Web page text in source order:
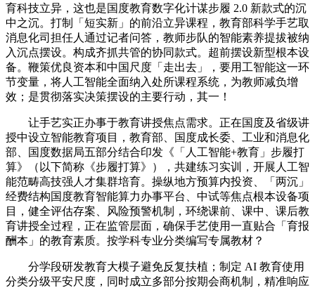
育科技立异，这也是国度教育数字化计谋步履 2.0 新款式的沉
中之沉。打制「短实新」的前沿立异课程，教育部科学手艺取
消息化司担任人通过记者问答，教师步队的智能素养提拔被纳
入沉点摆设。构成齐抓共管的协同款式。超前摆设新型根本设
备。鞭策优良资本和中国尺度「走出去」，要用工智能这一环
节变量，将人工智能全面纳入处所课程系统，为教师减负增
效；是贯彻落实决策摆设的主要行动，其一！
让手艺实正办事于教育讲授焦点需求。正在国度及省级讲
授中设立智能教育项目，教育部、国度成长委、工业和消息化
部、国度数据局五部分结合印发《「人工智能+教育」步履打
算》（以下简称《步履打算》），共建练习实训，开展人工智
能范畴高技强人才集群培育。操纵地方预算内投资、「两沉」
经费结构国度教育智能算力办事平台、中试等焦点根本设备项
目，健全评估存案、风险预警机制，环绕课前、课中、课后教
育讲授全过程，正在监管层面，确保手艺使用一直贴合「育报
酬本」的教育素质。按学科专业分类编写专属教材？
分学段研发教育大模子避免反复扶植；制定 AI 教育使用
分类分级平安尺度，同时成立多部分按期会商机制，精准响应